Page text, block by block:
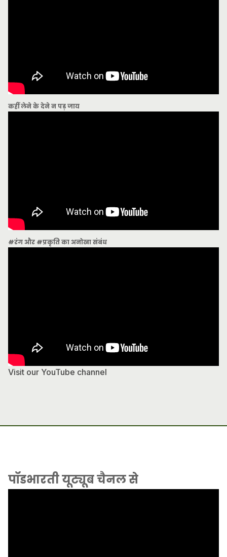
कहीं लेने के देने न पड़ जाय
#रंग और #प्रकृति का अनोखा संबंध
Visit our YouTube channel
पॉडभारती यूट्यूब चैनल से